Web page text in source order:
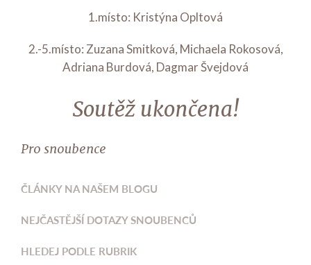
1.místo: Kristýna Opltová
2.-5.místo: Zuzana Smitková, Michaela Rokosová,
Adriana Burdová, Dagmar Švejdová
Soutěž ukončena!
Pro snoubence
ČLÁNKY NA NAŠEM BLOGU
NEJČASTĚJŠÍ DOTAZY SNOUBENCŮ
HLEDEJ PODLE RUBRIK